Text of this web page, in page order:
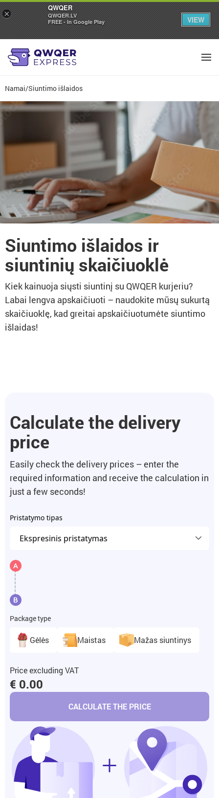
Namai/Siuntimo išlaidos
Siuntimo išlaidos ir
siuntinių skaičiuoklė
Kiek kainuoja siųsti siuntinį su QWQER kurjeriu?
Labai lengva apskaičiuoti – naudokite mūsų sukurtą
skaičiuoklę, kad greitai apskaičiuotumėte siuntimo
išlaidas!
Calculate the delivery
price
Easily check the delivery prices – enter the
required information and receive the calculation in
just a few seconds!
Pristatymo tipas
Package type
Gėlės Maistas Mažas siuntinys
Price excluding VAT
€ 0.00
CALCULATE THE PRICE
×
QWQER
QWQER.LV
FREE - In Google Play
VIEW